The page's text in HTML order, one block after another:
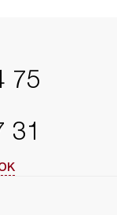
75
31